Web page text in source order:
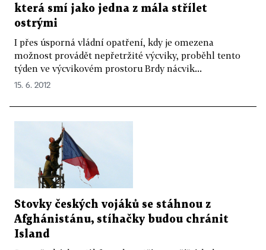
která smí jako jedna z mála střílet
ostrými
I přes úsporná vládní opatření, kdy je omezena
možnost provádět nepřetržité výcviky, proběhl tento
týden ve výcvikovém prostoru Brdy nácvik...
15. 6. 2012
Stovky českých vojáků se stáhnou z
Afghánistánu, stíhačky budou chránit
Island